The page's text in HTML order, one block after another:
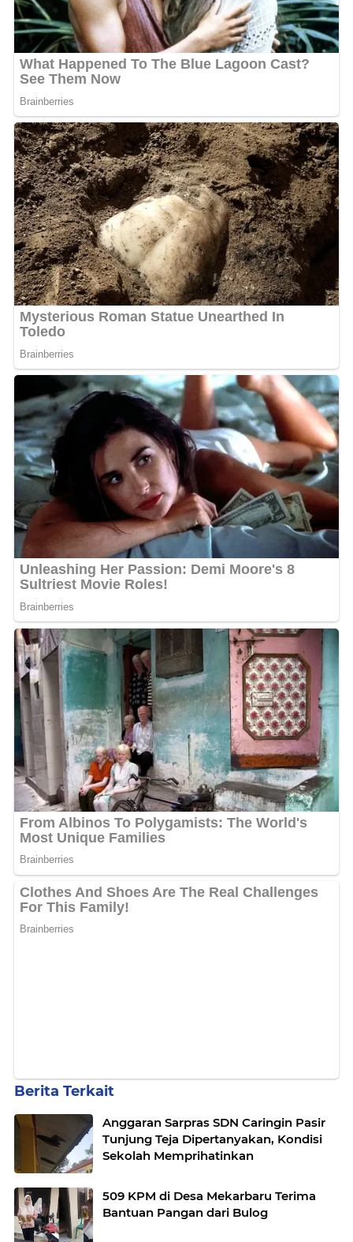
Berita Terkait
Anggaran Sarpras SDN Caringin Pasir
Tunjung Teja Dipertanyakan, Kondisi
Sekolah Memprihatinkan
509 KPM di Desa Mekarbaru Terima
Bantuan Pangan dari Bulog